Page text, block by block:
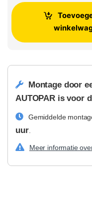
Montage door
AUTOPAR is voor
Gemiddelde
uur.
Meer informatie